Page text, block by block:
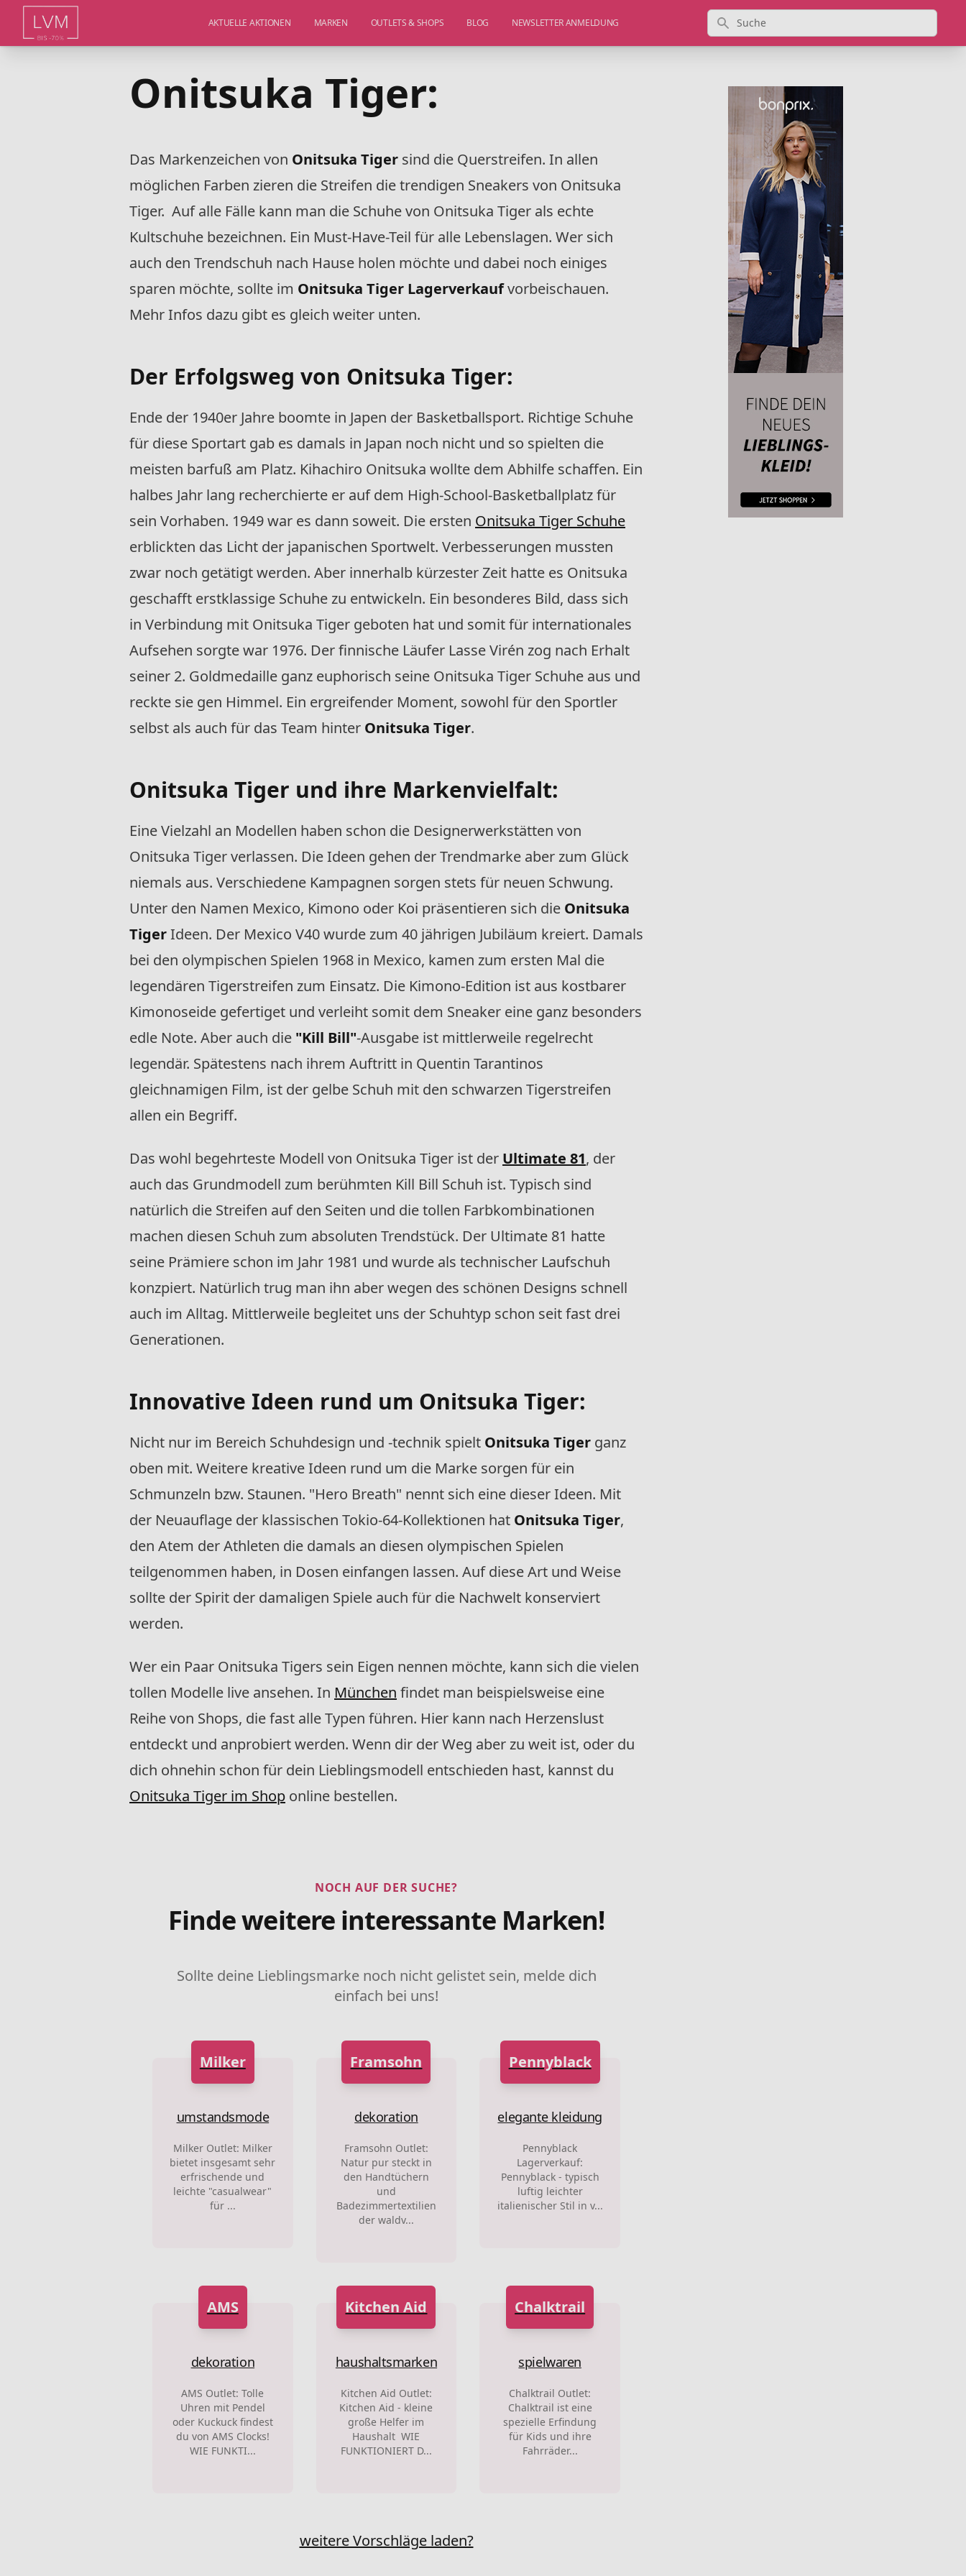
AKTUELLE AKTIONEN MARKEN OUTLETS & SHOPS BLOG NEWSLETTER ANMELDUNG Suche
Onitsuka Tiger:
Das Markenzeichen von Onitsuka Tiger sind die Querstreifen. In allen
möglichen Farben zieren die Streifen die trendigen Sneakers von Onitsuka
Tiger. Auf alle Fälle kann man die Schuhe von Onitsuka Tiger als echte
Kultschuhe bezeichnen. Ein Must-Have-Teil für alle Lebenslagen. Wer sich
auch den Trendschuh nach Hause holen möchte und dabei noch einiges
sparen möchte, sollte im Onitsuka Tiger Lagerverkaufvorbeischauen.
Mehr Infos dazu gibt es gleich weiter unten.
Der Erfolgsweg von Onitsuka Tiger:
Ende der 1940er Jahre boomte in Japen der Basketballsport. Richtige Schuhe
für diese Sportart gab es damals in Japan noch nicht und so spielten die
meisten barfuß am Platz. Kihachiro Onitsuka wollte dem Abhilfe schaffen. Ein
halbes Jahr lang recherchierte er auf dem High-School-Basketballplatz für
sein Vorhaben. 1949 war es dann soweit. Die ersten Onitsuka Tiger Schuhe
erblickten das Licht der japanischen Sportwelt. Verbesserungen mussten
zwar noch getätigt werden. Aber innerhalb kürzester Zeit hatte es Onitsuka
geschafft erstklassige Schuhe zu entwickeln. Ein besonderes Bild, dass sich
in Verbindung mit Onitsuka Tiger geboten hat und somit für internationales
Aufsehen sorgte war 1976. Der finnische Läufer Lasse Virén zog nach Erhalt
seiner 2. Goldmedaille ganz euphorisch seine Onitsuka Tiger Schuhe aus und
reckte sie gen Himmel. Ein ergreifender Moment, sowohl für den Sportler
selbst als auch für das Team hinter Onitsuka Tiger.
Onitsuka Tiger und ihre Markenvielfalt:
Eine Vielzahl an Modellen haben schon die Designerwerkstätten von
Onitsuka Tiger verlassen. Die Ideen gehen der Trendmarke aber zum Glück
niemals aus. Verschiedene Kampagnen sorgen stets für neuen Schwung.
Unter den Namen Mexico, Kimono oder Koi präsentieren sich die Onitsuka
TigerIdeen. Der Mexico V40 wurde zum 40 jährigen Jubiläum kreiert. Damals
bei den olympischen Spielen 1968 in Mexico, kamen zum ersten Mal die
legendären Tigerstreifen zum Einsatz. Die Kimono-Edition ist aus kostbarer
Kimonoseide gefertiget und verleiht somit dem Sneaker eine ganz besonders
edle Note. Aber auch die "Kill Bill"-Ausgabe ist mittlerweile regelrecht
legendär. Spätestens nach ihrem Auftritt in Quentin Tarantinos
gleichnamigen Film, ist der gelbe Schuh mit den schwarzen Tigerstreifen
allen ein Begriff.
Das wohl begehrteste Modell von Onitsuka Tiger ist der Ultimate 81, der
auch das Grundmodell zum berühmten Kill Bill Schuh ist. Typisch sind
natürlich die Streifen auf den Seiten und die tollen Farbkombinationen
machen diesen Schuh zum absoluten Trendstück. Der Ultimate 81 hatte
seine Prämiere schon im Jahr 1981 und wurde als technischer Laufschuh
konzpiert. Natürlich trug man ihn aber wegen des schönen Designs schnell
auch im Alltag. Mittlerweile begleitet uns der Schuhtyp schon seit fast drei
Generationen.
Innovative Ideen rund um Onitsuka Tiger:
Nicht nur im Bereich Schuhdesign und -technik spielt Onitsuka Tiger ganz
oben mit. Weitere kreative Ideen rund um die Marke sorgen für ein
Schmunzeln bzw. Staunen. "Hero Breath" nennt sich eine dieser Ideen. Mit
der Neuauflage der klassischen Tokio-64-Kollektionen hat Onitsuka Tiger,
den Atem der Athleten die damals an diesen olympischen Spielen
teilgenommen haben, in Dosen einfangen lassen. Auf diese Art und Weise
sollte der Spirit der damaligen Spiele auch für die Nachwelt konserviert
werden.
Wer ein Paar Onitsuka Tigers sein Eigen nennen möchte, kann sich die vielen
tollen Modelle live ansehen. In München findet man beispielsweise eine
Reihe von Shops, die fast alle Typen führen. Hier kann nach Herzenslust
entdeckt und anprobiert werden. Wenn dir der Weg aber zu weit ist, oder du
dich ohnehin schon für dein Lieblingsmodell entschieden hast, kannst du
Onitsuka Tiger im Shop online bestellen.
NOCH AUF DER SUCHE?
Finde weitere interessante Marken!
Sollte deine Lieblingsmarke noch nicht gelistet sein, melde dich
einfach bei uns!
Milker
umstandsmode
Milker Outlet: Milker
bietet insgesamt sehr
erfrischende und
leichte "casualwear"
für ...
Framsohn
dekoration
Framsohn Outlet:
Natur pur steckt in
den Handtüchern
und
Badezimmertextilien
der waldv...
Pennyblack
elegante kleidung
Pennyblack
Lagerverkauf:
Pennyblack - typisch
luftig leichter
italienischer Stil in v...
AMS
dekoration
AMS Outlet: Tolle
Uhren mit Pendel
oder Kuckuck findest
du von AMS Clocks!
WIE FUNKTI...
Kitchen Aid
haushaltsmarken
Kitchen Aid Outlet:
Kitchen Aid - kleine
große Helfer im
Haushalt WIE
FUNKTIONIERT D...
Chalktrail
spielwaren
Chalktrail Outlet:
Chalktrail ist eine
spezielle Erfindung
für Kids und ihre
Fahrräder...
weitere Vorschläge laden?